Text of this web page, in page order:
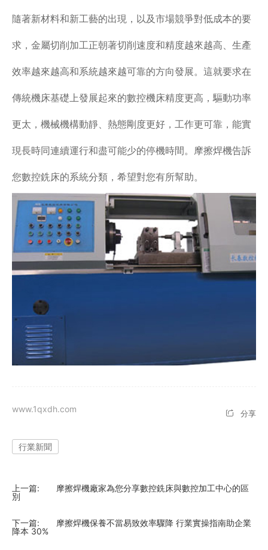
隨著新材料和新工藝的出現，以及市場競爭對低成本的要
求，金屬切削加工正朝著切削速度和精度越來越高、生產
效率越來越高和系統越來越可靠的方向發展。這就要求在
傳統機床基礎上發展起來的數控機床精度更高，驅動功率
更太，機械機構動靜、熱態剛度更好，工作更可靠，能實
現長時同連續運行和盡可能少的停機時間。摩擦焊機告訴
您數控銑床的系統分類，希望對您有所幫助。
www.1qxdh.com 分享
行業新聞
上一篇:
摩擦焊機廠家為您分享數控銑床與數控加工中心的區
別
下一篇:
摩擦焊機保養不當易致效率驟降 行業實操指南助企業
降本 30%